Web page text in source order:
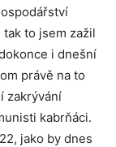
to jsem zažil
i dnešní
právě na to
zakrývání
kabrňáci.
jako by dnes